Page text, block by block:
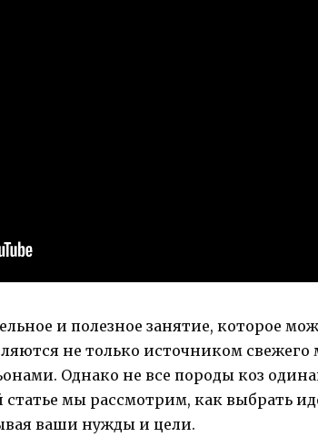
и полезное занятие, которое
не только источником свежего
Однако не все породы коз
статье мы рассмотрим, как выбрать
ваши нужды и цели.